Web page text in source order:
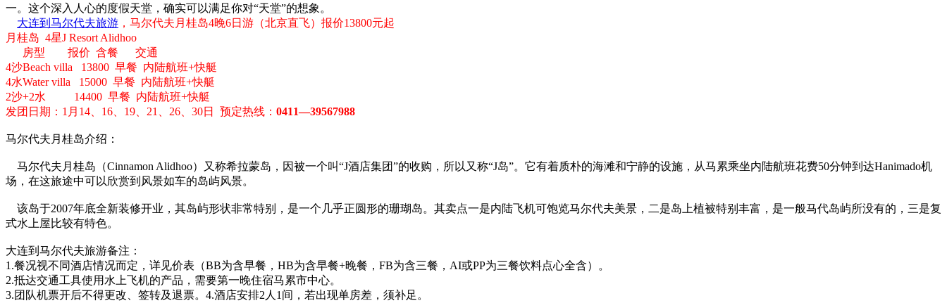
一。这个深入人心的度假天堂，确实可以满足你对“天堂”的想象。
大连到马尔代夫旅游 ，马尔代夫月桂岛4晚6日游（北京直飞）报价13800元起
月桂岛 4星J Resort Alidhoo
房型 报价 含餐 交通
4沙Beach villa 13800 早餐 内陆航班+快艇
4水Water villa 15000 早餐 内陆航班+快艇
2沙+2水 14400 早餐 内陆航班+快艇
发团日期：1月14、16、19、21、26、30日 预定热线： 0411—39567988
马尔代夫月桂岛介绍：
马尔代夫月桂岛（Cinnamon Alidhoo）又称希拉蒙岛，因被一个叫“J酒店集团”的收购，所以又称“J岛”。它有着质朴的海滩和宁静的设施，从马累乘坐内陆航班花费50分钟到达Hanimado机
场，在这旅途中可以欣赏到风景如车的岛屿风景。
该岛于2007年底全新装修开业，其岛屿形状非常特别，是一个几乎正圆形的珊瑚岛。其卖点一是内陆飞机可饱览马尔代夫美景，二是岛上植被特别丰富，是一般马代岛屿所没有的，三是复
式水上屋比较有特色。
大连到马尔代夫旅游备注：
1.餐况视不同酒店情况而定，详见价表（BB为含早餐，HB为含早餐+晚餐，FB为含三餐，AI或PP为三餐饮料点心全含）。
2.抵达交通工具使用水上飞机的产品，需要第一晚住宿马累市中心。
3.团队机票开后不得更改、签转及退票。4.酒店安排2人1间，若出现单房差，须补足。